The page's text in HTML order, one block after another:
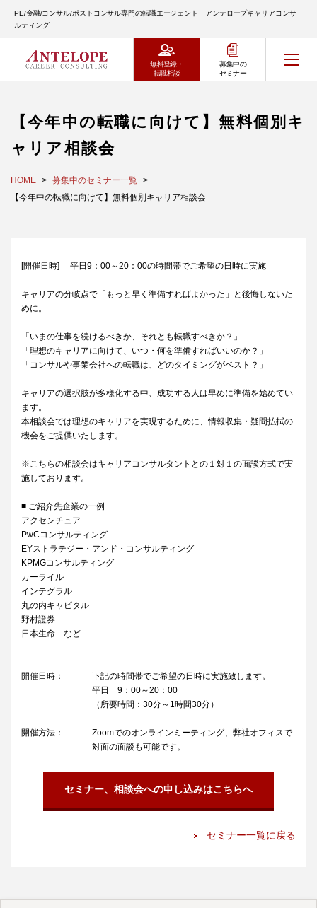
PE/金融/コンサル/ポストコンサル専門の転職エージェント アンテロープキャリアコンサ
ルティング
無料登録・
転職相談
募集中の
セミナー
【今年中の転職に向けて】無料個別キ
ャリア相談会
HOME
募集中のセミナー一覧
【今年中の転職に向けて】無料個別キャリア相談会
[開催日時] 平日9：00～20：00の時間帯でご希望の日時に実施
キャリアの分岐点で「もっと早く準備すればよかった」と後悔しないた
めに。
「いまの仕事を続けるべきか、それとも転職すべきか？」
「理想のキャリアに向けて、いつ・何を準備すればいいのか？」
「コンサルや事業会社への転職は、どのタイミングがベスト？」
キャリアの選択肢が多様化する中、成功する人は早めに準備を始めてい
ます。
本相談会では理想のキャリアを実現するために、情報収集・疑問払拭の
機会をご提供いたします。
※こちらの相談会はキャリアコンサルタントとの１対１の面談方式で実
施しております。
■ ご紹介先企業の一例
アクセンチュア
PwCコンサルティング
EYストラテジー・アンド・コンサルティング
KPMGコンサルティング
カーライル
インテグラル
丸の内キャピタル
野村證券
日本生命 など
開催日時：
下記の時間帯でご希望の日時に実施致します。
平日 9：00～20：00
（所要時間：30分～1時間30分）
開催方法：
Zoomでのオンラインミーティング、弊社オフィスで
対面の面談も可能です。
セミナー、相談会への申し込みはこちらへ
セミナー一覧に戻る